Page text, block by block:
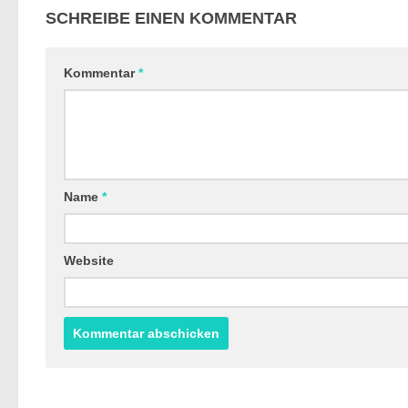
SCHREIBE EINEN KOMMENTAR
Kommentar*
Name *
Website